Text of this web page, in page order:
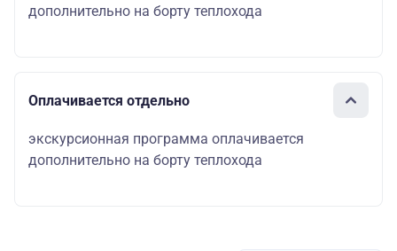
дополнительно на борту теплохода
Оплачивается отдельно
экскурсионная программа оплачивается
дополнительно на борту теплохода